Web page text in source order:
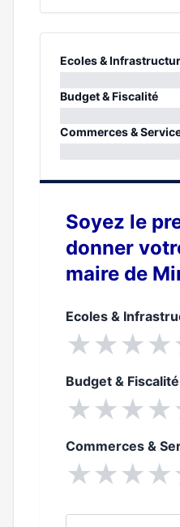
Ecoles &
0%
Budget & Fiscalité
0%
Commerces &
Soyez le
donner
maire de
Ecoles &
★★★★
Budget & Fiscalité
★★★★
Commerces &
★★★★